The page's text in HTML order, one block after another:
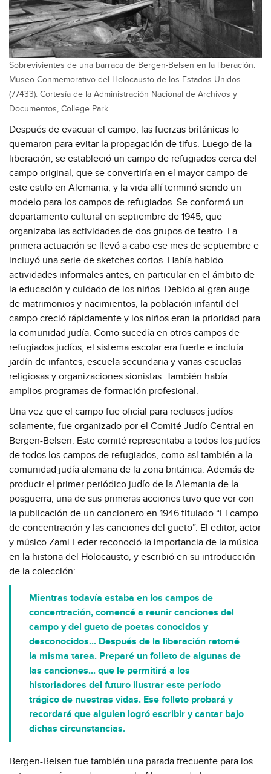
Sobrevivientes de una barraca de Bergen-Belsen en la liberación.
Museo Conmemorativo del Holocausto de los Estados Unidos
(77433). Cortesía de la Administración Nacional de Archivos y
Documentos, College Park.
Después de evacuar el campo, las fuerzas británicas lo
quemaron para evitar la propagación de tifus. Luego de la
liberación, se estableció un campo de refugiados cerca del
campo original, que se convertiría en el mayor campo de
este estilo en Alemania, y la vida allí terminó siendo un
modelo para los campos de refugiados. Se conformó un
departamento cultural en septiembre de 1945, que
organizaba las actividades de dos grupos de teatro. La
primera actuación se llevó a cabo ese mes de septiembre e
incluyó una serie de sketches cortos. Había habido
actividades informales antes, en particular en el ámbito de
la educación y cuidado de los niños. Debido al gran auge
de matrimonios y nacimientos, la población infantil del
campo creció rápidamente y los niños eran la prioridad para
la comunidad judía. Como sucedía en otros campos de
refugiados judíos, el sistema escolar era fuerte e incluía
jardín de infantes, escuela secundaria y varias escuelas
religiosas y organizaciones sionistas. También había
amplios programas de formación profesional.
Una vez que el campo fue oficial para reclusos judíos
solamente, fue organizado por el Comité Judío Central en
Bergen-Belsen. Este comité representaba a todos los judíos
de todos los campos de refugiados, como así también a la
comunidad judía alemana de la zona británica. Además de
producir el primer periódico judío de la Alemania de la
posguerra, una de sus primeras acciones tuvo que ver con
la publicación de un cancionero en 1946 titulado “El campo
de concentración y las canciones del gueto”. El editor, actor
y músico Zami Feder reconoció la importancia de la música
en la historia del Holocausto, y escribió en su introducción
de la colección:
Mientras todavía estaba en los campos de
concentración, comencé a reunir canciones del
campo y del gueto de poetas conocidos y
desconocidos... Después de la liberación retomé
la misma tarea. Preparé un folleto de algunas de
las canciones... que le permitirá a los
historiadores del futuro ilustrar este período
trágico de nuestras vidas. Ese folleto probará y
recordará que alguien logró escribir y cantar bajo
dichas circunstancias.
Bergen-Belsen fue también una parada frecuente para los